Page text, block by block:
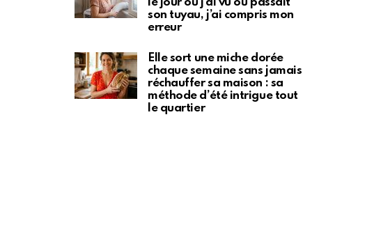
le jour où j’ai vu où passait
son tuyau, j’ai compris mon
erreur
Elle sort une miche dorée
chaque semaine sans jamais
réchauffer sa maison : sa
méthode d’été intrigue tout
le quartier